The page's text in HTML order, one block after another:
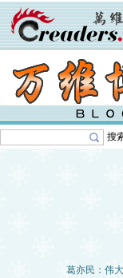
搜
葛亦民：伟